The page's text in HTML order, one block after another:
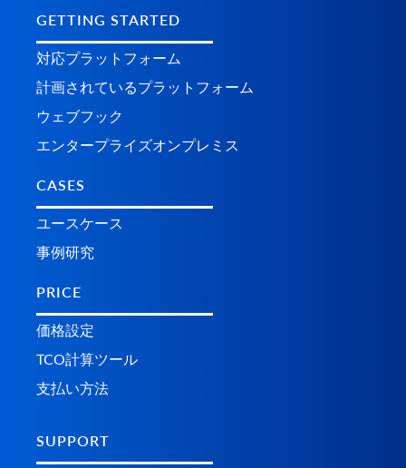
GETTING STARTED
対応プラットフォーム
計画されているプラ​​ットフォーム
ウェブフック
エンタープライズオンプレミス
CASES
ユースケース
事例研究
PRICE
価格設定
TCO計算ツール
支払い方法
SUPPORT